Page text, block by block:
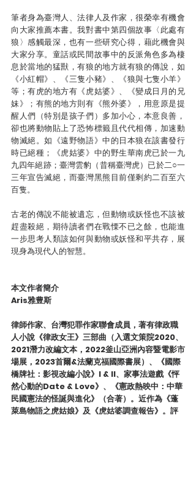
筆者身為臺灣人、法律人及作家，很榮幸有機會
向大家推薦本書。我對書中第四個故事〈此處有
狼〉感觸最深，也有一些研究心得，藉此機會與
大家分享。童話或民間故事中的反派角色多為棲
息於當地的猛獸，有狼的地方就有狼的傳說，如
《小紅帽》、《三隻小豬》、《狼與七隻小羊》
等；有虎的地方有《虎姑婆》、《變成日月的兄
妹》；有熊的地方則有《熊外婆》，用意原是提
醒人們（特別是孩子們）多加小心，本意良善，
卻也將動物貼上了恐怖標籤且代代相傳，加速動
物滅絕。如《遠野物語》中的日本狼在該書發行
時已絕種；《虎姑婆》中的野生華南虎已於一九
九四年絕跡；臺灣雲豹（昔稱臺灣虎）已於二○一
三年宣告滅絕，而臺灣黑熊目前僅剩約二百至六
百隻。
古老的傳說不能被遺忘，但動物或妖怪也不該被
趕盡殺絕，期待讀者們在戰慄不已之餘，也能進
一步思考人類該如何與動物或妖怪和平共存，展
現身為現代人的智慧。
本文作者簡介
Aris雅豊斯
律師作家、台灣犯罪作家聯會成員，著有律政職
人小說《律政女王》三部曲（入選文策院2020、
2021潛力改編文本，2022釜山亞洲內容暨電影市
場展，2023首爾&法蘭克福國際書展）、《國際
橋牌社：影視改編小說》I & II、家事法遊戲《怦
然心動的Date & Love》、《憲政熱映中：中華
民國憲法的怪誕與進化》（合著）。近作為 《蓬
萊島物語之虎姑娘》及《虎姑婆調查報告》。 評